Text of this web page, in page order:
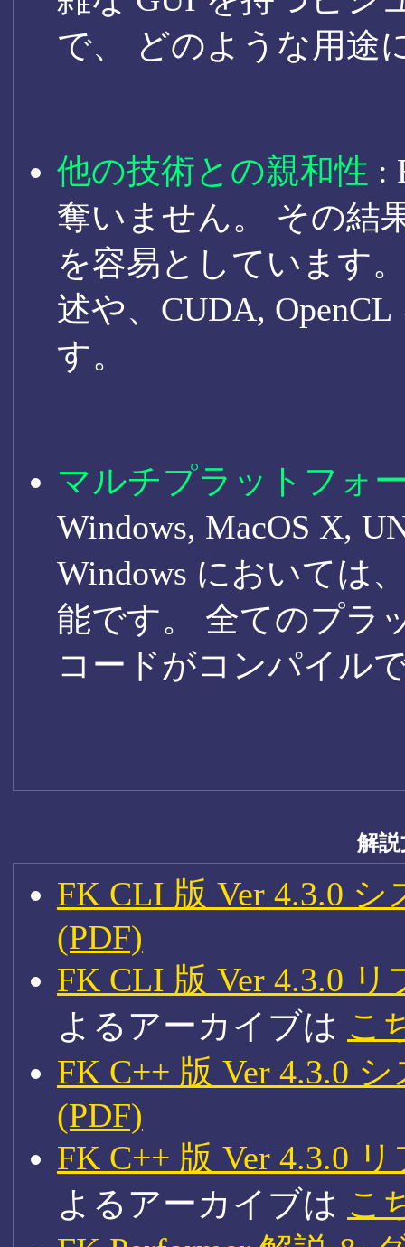
で、 どのような用途
他の技術との親和性 :
奪いません。 その結
を容易としています
述や、CUDA,
す。
マルチプラットフォ
Windows, MacOS X,
Windows においては
能です。 全てのプラ
コードがコンパイル
解
FK CLI 版 Ver 4.3.0
(PDF)
FK CLI 版 Ver 4.3.0
よるアーカイブは こ
FK C++ 版 Ver 4.3.0
(PDF)
FK C++ 版 Ver 4.3.0
よるアーカイブは こ